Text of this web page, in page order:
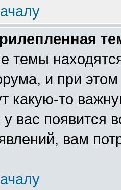
темы
и при
какую-то
у вас появится
вам